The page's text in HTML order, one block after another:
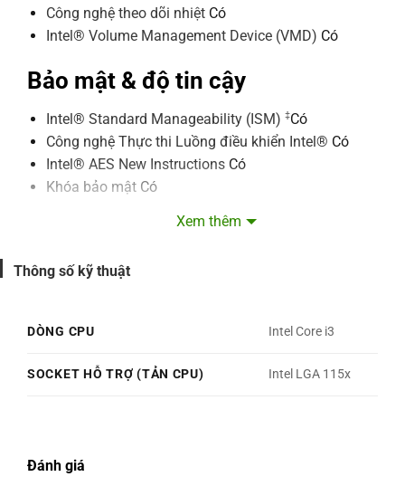
Công nghệ theo dõi nhiệt Có
Intel® Volume Management Device (VMD) Có
Bảo mật & độ tin cậy
Intel® Standard Manageability (ISM) ‡Có
Công nghệ Thực thi Luồng điều khiển Intel® Có
Intel® AES New Instructions Có
Khóa bảo mật Có
Bit vô hiệu hoá thực thi ‡ Có
Điều Khiển Thực Thi Theo Từng Chế Độ (MBE)
Công nghệ ảo hóa Intel® cho nhập/xuất được
Intel® VT-x với bảng trang mở rộng Có
Xem thêm
Thông số kỹ thuật
DÒNG CPU Intel Core i3
SOCKET HỖ TRỢ (TẢN CPU) Intel LGA 115x
Đánh giá